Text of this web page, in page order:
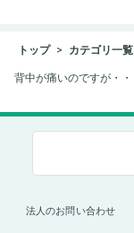
トップ カテゴリ一覧
背中が痛いのですが・・
法人のお問い合わせ